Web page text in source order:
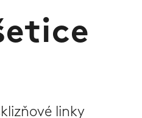
linky